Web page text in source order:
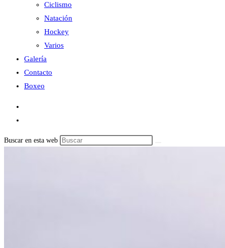
Ciclismo
Natación
Hockey
Varios
Galería
Contacto
Boxeo
Buscar en esta web